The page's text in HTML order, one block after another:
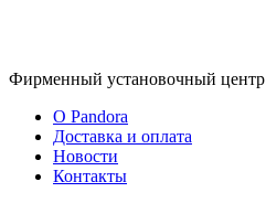
Фирменный установочный центр
O Pandora
Доставка и оплата
Новости
Контакты